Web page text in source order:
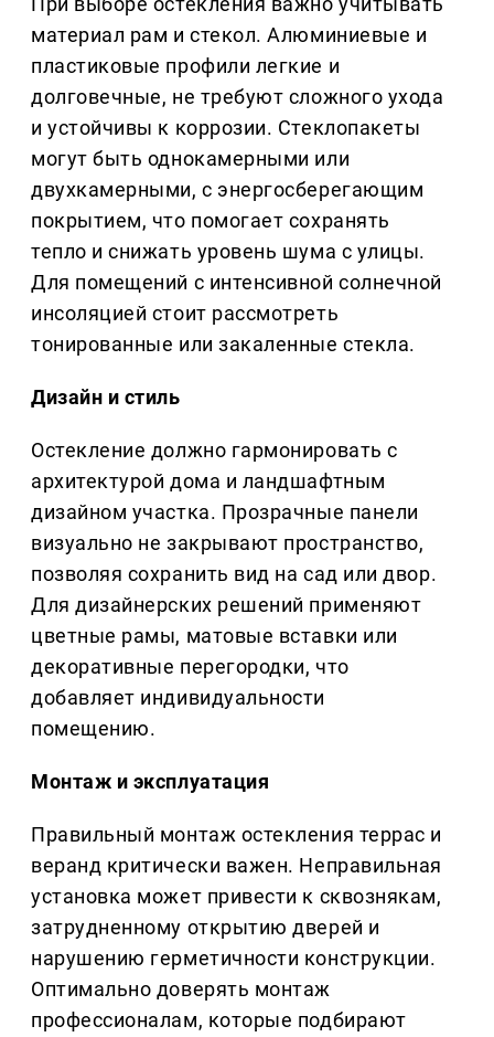
материал рам и стекол. Алюминиевые и
пластиковые профили легкие и
долговечные, не требуют сложного ухода
и устойчивы к коррозии. Стеклопакеты
могут быть однокамерными или
двухкамерными, с энергосберегающим
покрытием, что помогает сохранять
тепло и снижать уровень шума с улицы.
Для помещений с интенсивной солнечной
инсоляцией стоит рассмотреть
тонированные или закаленные стекла.
Дизайн и стиль
Остекление должно гармонировать с
архитектурой дома и ландшафтным
дизайном участка. Прозрачные панели
визуально не закрывают пространство,
позволяя сохранить вид на сад или двор.
Для дизайнерских решений применяют
цветные рамы, матовые вставки или
декоративные перегородки, что
добавляет индивидуальности
помещению.
Монтаж и эксплуатация
Правильный монтаж остекления террас и
веранд критически важен. Неправильная
установка может привести к сквознякам,
затрудненному открытию дверей и
нарушению герметичности конструкции.
Оптимально доверять монтаж
профессионалам, которые подбирают